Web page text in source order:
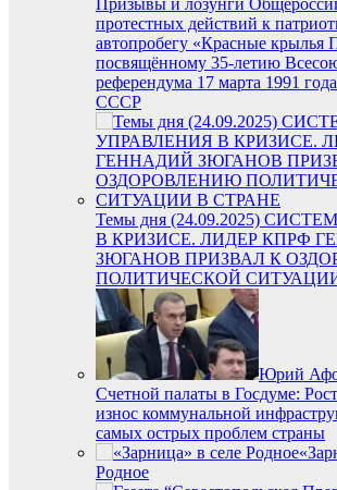
Призывы и лозунги
протестных действий к
автопробегу «Красные крылья
посвящённому 35-летию
референдума 17 марта 1991
СССР
Темы дня (24.09.2025)
В КРИЗИСЕ. ЛИДЕР КПРФ
ЗЮГАНОВ ПРИЗВАЛ К
ПОЛИТИЧЕСКОЙ
Юрий
Счетной палаты в Госдуме:
износ коммунальной
самых острых проблем страны
Родное